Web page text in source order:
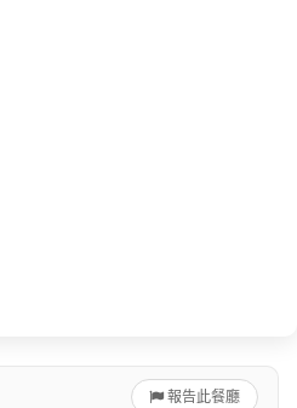
報告此餐廳